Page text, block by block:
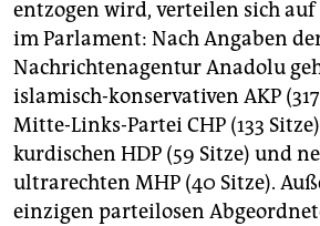
entzogen wird, verteilen sich
im Parlament: Nach Angaben
Nachrichtenagentur Anadolu
islamisch-konservativen AKP
Mitte-Links-Partei CHP (133
kurdischen HDP (59 Sitze) und
ultrarechten MHP (40 Sitze).
einzigen parteilosen